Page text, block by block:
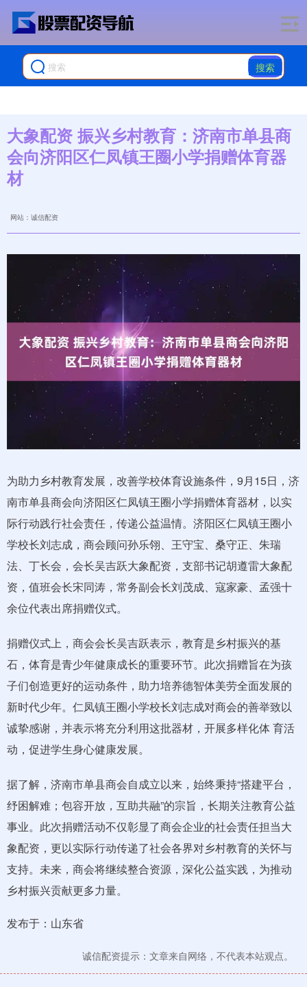
搜索
大象配资 振兴乡村教育：济南市单县商
会向济阳区仁凤镇王圈小学捐赠体育器
材
网站：诚信配资
为助力乡村教育发展，改善学校体育设施条件，9月15日，济
南市单县商会向济阳区仁凤镇王圈小学捐赠体育器材，以实
际行动践行社会责任，传递公益温情。济阳区仁凤镇王圈小
学校长刘志成，商会顾问孙乐翎、王守宝、桑守正、朱瑞
法、丁长会，会长吴吉跃大象配资，支部书记胡遵雷大象配
资，值班会长宋同涛，常务副会长刘茂成、寇家豪、孟强十
余位代表出席捐赠仪式。
捐赠仪式上，商会会长吴吉跃表示，教育是乡村振兴的基
石，体育是青少年健康成长的重要环节。此次捐赠旨在为孩
子们创造更好的运动条件，助力培养德智体美劳全面发展的
新时代少年。仁凤镇王圈小学校长刘志成对商会的善举致以
诚挚感谢，并表示将充分利用这批器材，开展多样化体 育活
动，促进学生身心健康发展。
据了解，济南市单县商会自成立以来，始终秉持“搭建平台，
纾困解难；包容开放，互助共融”的宗旨，长期关注教育公益
事业。此次捐赠活动不仅彰显了商会企业的社会责任担当大
象配资，更以实际行动传递了社会各界对乡村教育的关怀与
支持。未来，商会将继续整合资源，深化公益实践，为推动
乡村振兴贡献更多力量。
发布于：山东省
诚信配资提示：文章来自网络，不代表本站观点。